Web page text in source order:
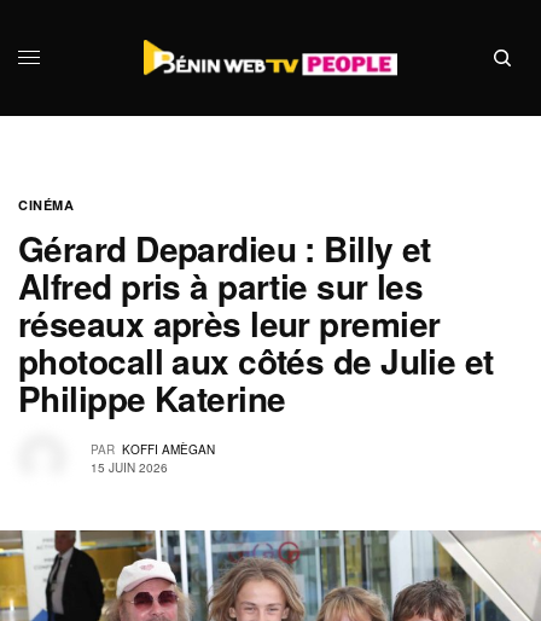
CINÉMA
Gérard Depardieu : Billy et
Alfred pris à partie sur les
réseaux après leur premier
photocall aux côtés de Julie et
Philippe Katerine
PAR KOFFI AMÈGAN
15 JUIN 2026